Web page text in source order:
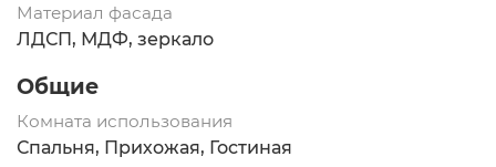
Материал фасада
ЛДСП, МДФ, зеркало
Общие
Комната использования
Спальня, Прихожая, Гостиная